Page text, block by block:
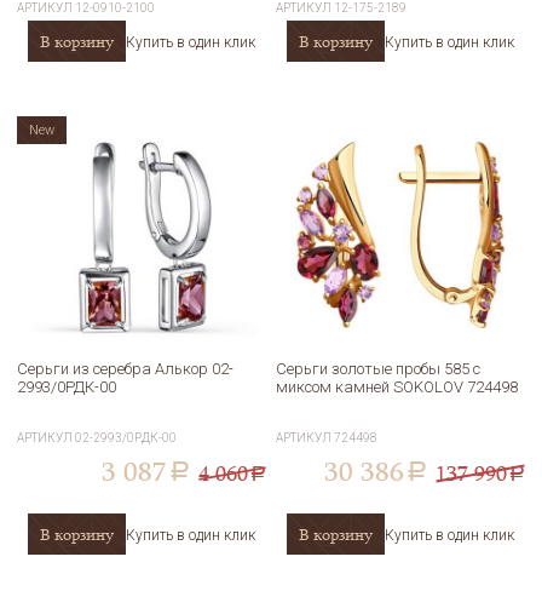
АРТИКУЛ 12-0910-2100
В корзину Купить в один клик
АРТИКУЛ 12-175-2189
В корзину Купить в один клик
Серьги из серебра Алькор 02-
2993/0РДК-00
АРТИКУЛ02-2993/0РДК-00
3 087 a 4 060a
В корзину Купить в один клик
New
Серьги золотые пробы 585 с
миксом камней SOKOLOV 724498
АРТИКУЛ724498
30 386 a 137 990a
В корзину Купить в один клик